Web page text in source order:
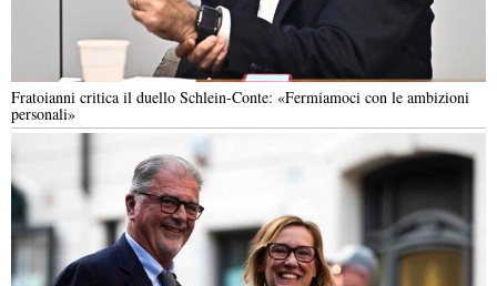
Fratoianni critica il duello Schlein-Conte: «Fermiamoci con le ambizioni
personali»